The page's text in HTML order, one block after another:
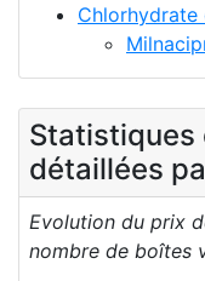
Chlorhydrate
Statistiques
détaillées
Evolution du prix
nombre de boîtes